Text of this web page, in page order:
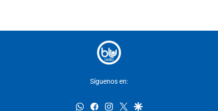
Síguenos en:
whatsappfacebookinstagram
twittergoogle